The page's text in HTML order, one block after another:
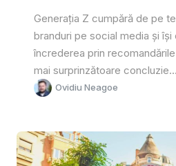
Generația Z cumpără de pe
branduri pe social media și
încrederea prin
mai surprinzătoare concluzie...
Ovidiu Neagoe